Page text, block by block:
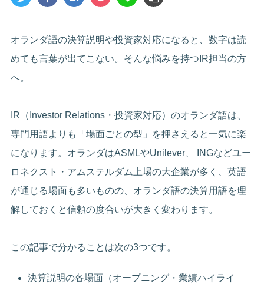
オランダ語の決算説明や投資家対応になると、数字は読
めても言葉が出てこない。そんな悩みを持つIR担当の方
へ。
IR（Investor Relations・投資家対応）のオランダ語は、
専門用語よりも「場面ごとの型」を押さえると一気に楽
になります。オランダはASMLやUnilever、 INGなどユー
ロネクスト・アムステルダム上場の大企業が多く、英語
が通じる場面も多いものの、オランダ語の決算用語を理
解しておくと信頼の度合いが大きく変わります。
この記事で分かることは次の3つです。
決算説明の各場面（オープニング・業績ハイライ